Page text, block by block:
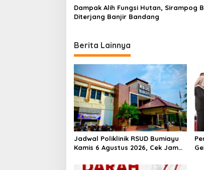
o
Dampak Alih Fungsi Hutan, Sirampog
Diterjang Banjir Bandang
Berita Lainnya
Jadwal Poliklinik RSUD Bumiayu
Kamis 6 Agustus 2026, Cek Jam
Berkunjung